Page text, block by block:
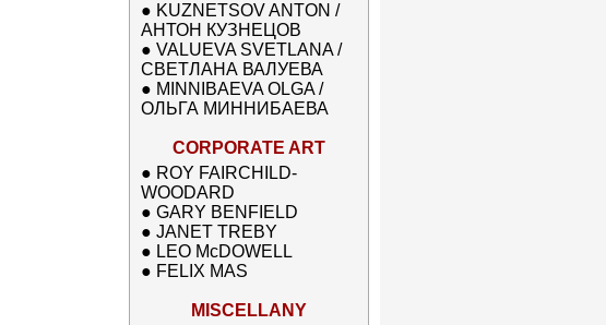
● KUZNETSOV ANTON /
АНТОН КУЗНЕЦОВ
● VALUEVA SVETLANA /
СВЕТЛАНА ВАЛУЕВА
● MINNIBAEVA OLGA /
ОЛЬГА МИННИБАЕВА
CORPORATE ART
● ROY FAIRCHILD-
WOODARD
● GARY BENFIELD
● JANET TREBY
● LEO McDOWELL
● FELIX MAS
MISCELLANY